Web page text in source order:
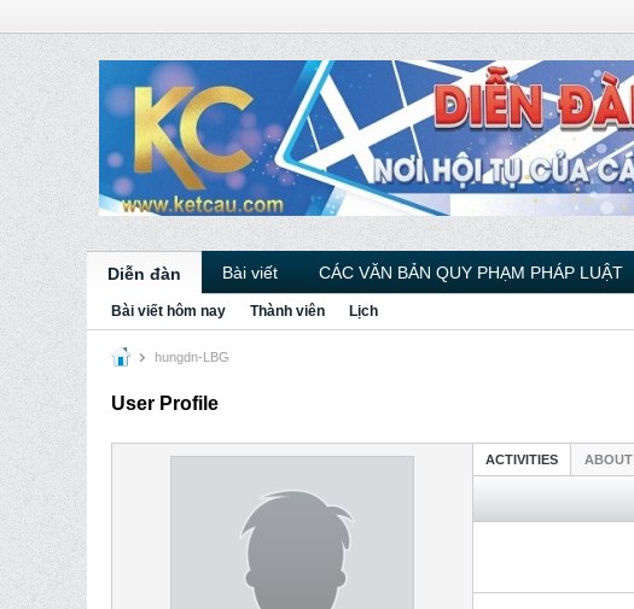
Diễn đàn Bài viết CÁC VĂN BẢN QUY PHẠM PHÁP LUẬT
Bài viết hôm nay Thành viên Lịch
hungdn-LBG
User Profile
ACTIVITIES ABOUT